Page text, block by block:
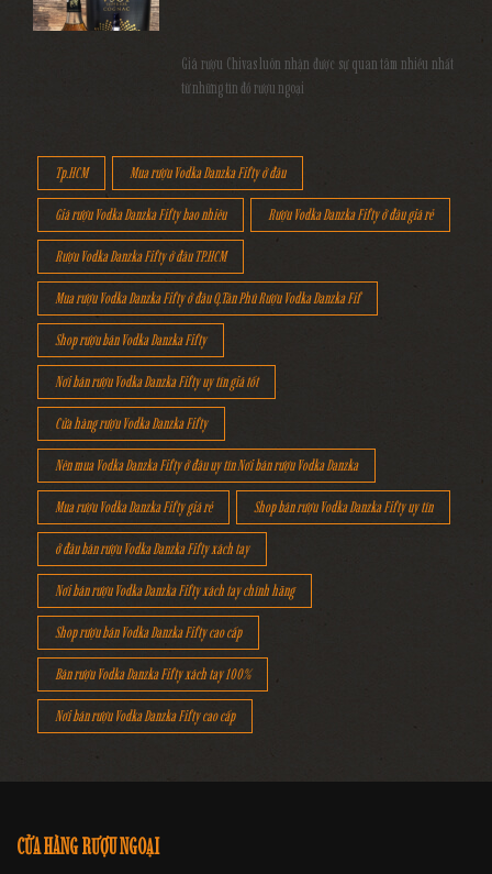
Giá rượu Chivas luôn nhận được sự quan tâm nhiều nhất
từ những tín đồ rượu ngoại
Tp.HCM Mua rượu Vodka Danzka Fifty ở đâu
Giá rượu Vodka Danzka Fifty bao nhiêu Rượu Vodka Danzka Fifty ở đâu giá rẻ
Rượu Vodka Danzka Fifty ở đâu TP.HCM
Mua rượu Vodka Danzka Fifty ở đâu Q.Tân Phú Rượu Vodka Danzka Fif
Shop rượu bán Vodka Danzka Fifty
Nơi bán rượu Vodka Danzka Fifty uy tín giá tốt
Cửa hàng rượu Vodka Danzka Fifty
Nên mua Vodka Danzka Fifty ở đâu uy tín Nơi bán rượu Vodka Danzka
Mua rượu Vodka Danzka Fifty giá rẻ Shop bán rượu Vodka Danzka Fifty uy tín
ở đâu bán rượu Vodka Danzka Fifty xách tay
Nơi bán rượu Vodka Danzka Fifty xách tay chính hãng
Shop rượu bán Vodka Danzka Fifty cao cấp
Bán rượu Vodka Danzka Fifty xách tay 100%
Nơi bán rượu Vodka Danzka Fifty cao cấp
CỬA HÀNG RƯỢU NGOẠI